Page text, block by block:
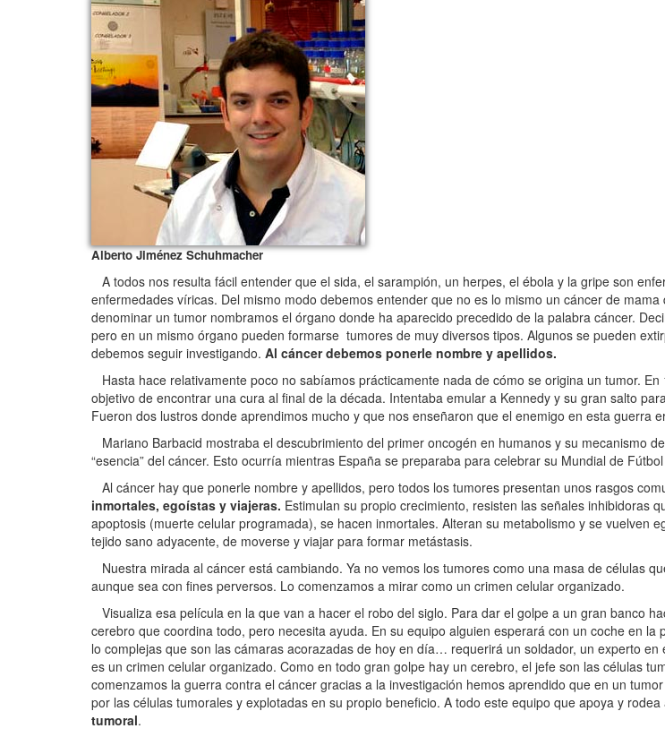
Alberto Jiménez Schuhmacher
A todos nos resulta fácil entender que el sida, el sarampión, un herpes, el ébola y la gripe son
enfermedades víricas. Del mismo modo debemos entender que no es lo mismo un cáncer de
denominar un tumor nombramos el órgano donde ha aparecido precedido de la palabra cáncer.
pero en un mismo órgano pueden formarse tumores de muy diversos tipos. Algunos se pueden
debemos seguir investigando. Al cáncer debemos ponerle nombre y apellidos.
Hasta hace relativamente poco no sabíamos prácticamente nada de cómo se origina un tumor.
objetivo de encontrar una cura al final de la década. Intentaba emular a Kennedy y su gran salto
Fueron dos lustros donde aprendimos mucho y que nos enseñaron que el enemigo en esta guerra
Mariano Barbacid mostraba el descubrimiento del primer oncogén en humanos y su mecanismo
“esencia” del cáncer. Esto ocurría mientras España se preparaba para celebrar su Mundial de
Al cáncer hay que ponerle nombre y apellidos, pero todos los tumores presentan unos rasgos
inmortales, egoístas y viajeras. Estimulan su propio crecimiento, resisten las señales inhibidoras
apoptosis (muerte celular programada), se hacen inmortales. Alteran su metabolismo y se vuelven
tejido sano adyacente, de moverse y viajar para formar metástasis.
Nuestra mirada al cáncer está cambiando. Ya no vemos los tumores como una masa de células
aunque sea con fines perversos. Lo comenzamos a mirar como un crimen celular organizado.
Visualiza esa película en la que van a hacer el robo del siglo. Para dar el golpe a un gran banco
cerebro que coordina todo, pero necesita ayuda. En su equipo alguien esperará con un coche en
lo complejas que son las cámaras acorazadas de hoy en día… requerirá un soldador, un experto
es un crimen celular organizado. Como en todo gran golpe hay un cerebro, el jefe son las células
comenzamos la guerra contra el cáncer gracias a la investigación hemos aprendido que en un
por las células tumorales y explotadas en su propio beneficio. A todo este equipo que apoya y
tumoral.